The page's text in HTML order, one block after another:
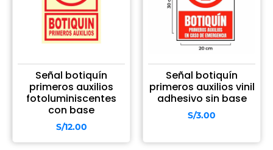
Señal botiquín
primeros auxilios
fotoluminiscentes
con base
S/12.00
Señal botiquín
primeros auxilios vinil
adhesivo sin base
S/3.00